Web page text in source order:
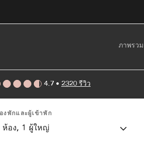
ภาพรวม
4.7 • 2320 รีวิว
งพักและผู้เข้าพัก
ห้อง, 1 ผู้ใหญ่